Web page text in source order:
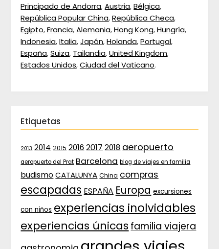
Principado de Andorra,Austria,Bélgica,
República Popular China,República Checa,
Egipto,Francia,Alemania,Hong Kong,Hungría,
Indonesia,Italia,Japón,Holanda,Portugal,
España,Suiza, Tailandia,United Kingdom,
Estados Unidos,Ciudad del Vaticano.
Etiquetas
2013 2014 2015 2016 2017 2018 aeropuerto
aeropuerto del Prat Barcelona blog de viajes en familia
budismo CATALUNYA China compras
escapadas ESPAÑA Europa excursiones
con niños experiencias inolvidables
experiencias únicas familia viajera